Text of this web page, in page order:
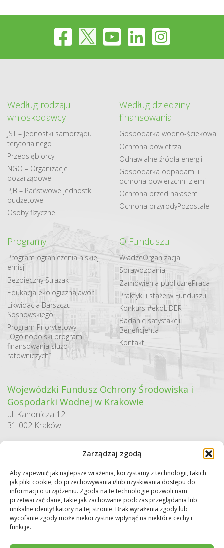
Zarządzaj zgodą
Aby zapewnić jak najlepsze wrażenia, korzystamy z technologii, takich
jak pliki cookie, do przechowywania i/lub uzyskiwania dostępu do
informacji o urządzeniu. Zgoda na te technologie pozwoli nam
przetwarzać dane, takie jak zachowanie podczas przeglądania lub
unikalne identyfikatory na tej stronie. Brak wyrażenia zgody lub
wycofanie zgody może niekorzystnie wpłynąć na niektóre cechy i
funkcje.
Według rodzaju
wnioskodawcy
JST – Jednostki samorządu
terytorialnego
Przedsiębiorcy
NGO – Organizacje
pozarządowe
PJB – Państwowe jednostki
budżetowe
Osoby fizyczne
Według dziedziny
finansowania
Gospodarka​ wodno​-ściekowa
Ochrona powietrza
Odnawialne​ źródła​ energii
Gospodarka odpadami i
ochrona powierzchni ziemi
Ochrona przed hałasem
Ochrona przyrodyPozostałe
Programy
Program ograniczenia niskiej
emisji
Bezpieczny Strażak
Edukacja ekologicznaJawor
Likwidacja Barszczu
Sosnowskiego
Program Priorytetowy –
„Ogólnopolski program
finansowania służb
ratowniczych”
O Funduszu
WładzeOrganizacja
Sprawozdania
Zamówienia publicznePraca
Praktyki i staże w Funduszu
Konkurs #ekoLIDER
Badanie satysfakcji
Beneficjenta
Kontakt
Wojewódzki Fundusz Ochrony Środowiska i
Gospodarki Wodnej w Krakowie
ul. Kanonicza 12
31-002 Kraków
Sekretariat / Dziennik podawczy
tel.: 12 422 94 90
e-mail:biuro@wfos.krakow.pl